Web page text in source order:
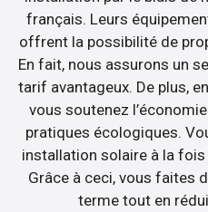
français. Leurs
offrent la possibilité de
En fait, nous assurons un
tarif avantageux. De plus,
vous soutenez
pratiques écologiques.
installation solaire à la
Grâce à ceci, vous faites
terme tout en